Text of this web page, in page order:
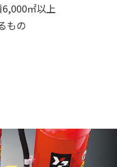
㎡以上
もの